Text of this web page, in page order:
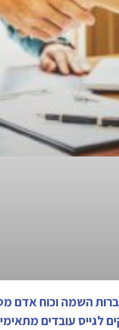
השמה וכוח אדם
לגייס עובדים